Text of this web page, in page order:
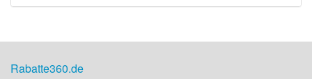
Rabatte360.de